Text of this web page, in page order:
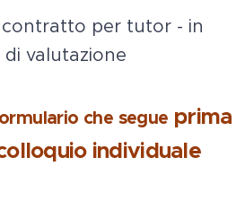
contratto per tutor - in
di valutazione
che segue prima
individuale